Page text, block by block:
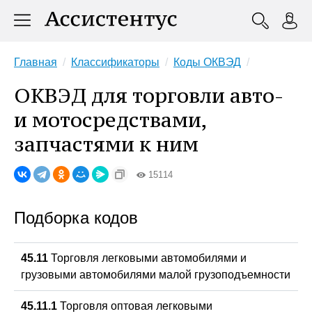
Главная Классификаторы Коды ОКВЭД
ОКВЭД для торговли авто-
и мотосредствами,
запчастями к ним
15114
Подборка кодов
45.11 Торговля легковыми автомобилями и
грузовыми автомобилями малой грузоподъемности
45.11.1 Торговля оптовая легковыми